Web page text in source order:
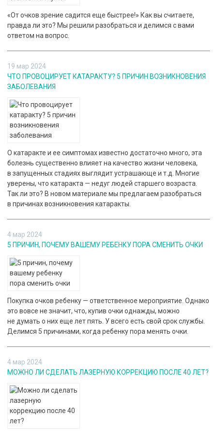
«От очков зрение садится еще быстрее!» Как вы считаете,
правда ли это? Мы решили разобраться и делимся с вами
ответом на вопрос.
19 мар 2024
ЧТО ПРОВОЦИРУЕТ КАТАРАКТУ? 5 ПРИЧИН ВОЗНИКНОВЕНИЯ
ЗАБОЛЕВАНИЯ
О катаракте и ее симптомах известно достаточно много, эта
болезнь существенно влияет на качество жизни человека,
в запущенных стадиях выглядит устрашающе и т.д. Многие
уверены, что катаракта — недуг людей старшего возраста.
Так ли это? В новом материале мы предлагаем разобраться
в причинах возникновения катаракты.
4 мар 2024
5 ПРИЧИН, ПОЧЕМУ ВАШЕМУ РЕБЕНКУ ПОРА СМЕНИТЬ ОЧКИ
Покупка очков ребенку — ответственное мероприятие. Однако
это вовсе не значит, что, купив очки однажды, можно
не думать о них еще лет пять. У всего есть свой срок службы.
Делимся 5 причинами, когда ребенку пора менять очки.
4 мар 2024
МОЖНО ЛИ СДЕЛАТЬ ЛАЗЕРНУЮ КОРРЕКЦИЮ ПОСЛЕ 40 ЛЕТ?